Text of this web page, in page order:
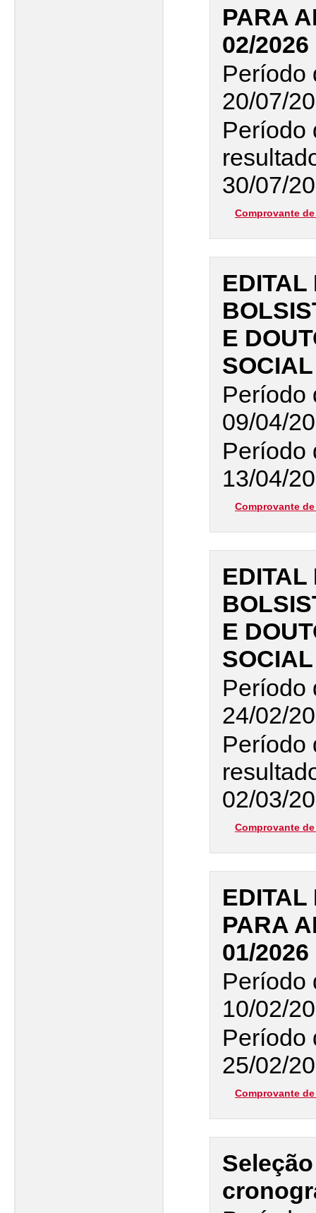
PARA
02/2026
Período
20/07/
Período
30/07/
Comprovante
EDITAL
E
Período
09/04/
Período
13/04/
Comprovante
EDITAL
E
Período
24/02/
Período
02/03/
Comprovante
EDITAL
PARA
01/2026
Período
10/02/
Período
25/02/
Comprovante